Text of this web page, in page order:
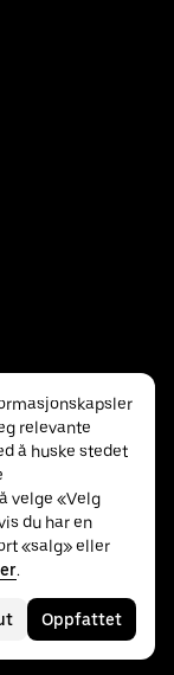
relevante
å huske stedet
velge «Velg
du har en
«salg» eller
.
Oppfattet